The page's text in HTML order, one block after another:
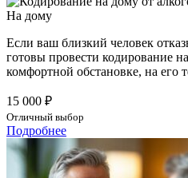
На дому
Если ваш близкий человек
готовы провести кодирование
комфортной обстановке, на его
15 000 ₽
Отличный выбор
Подробнее